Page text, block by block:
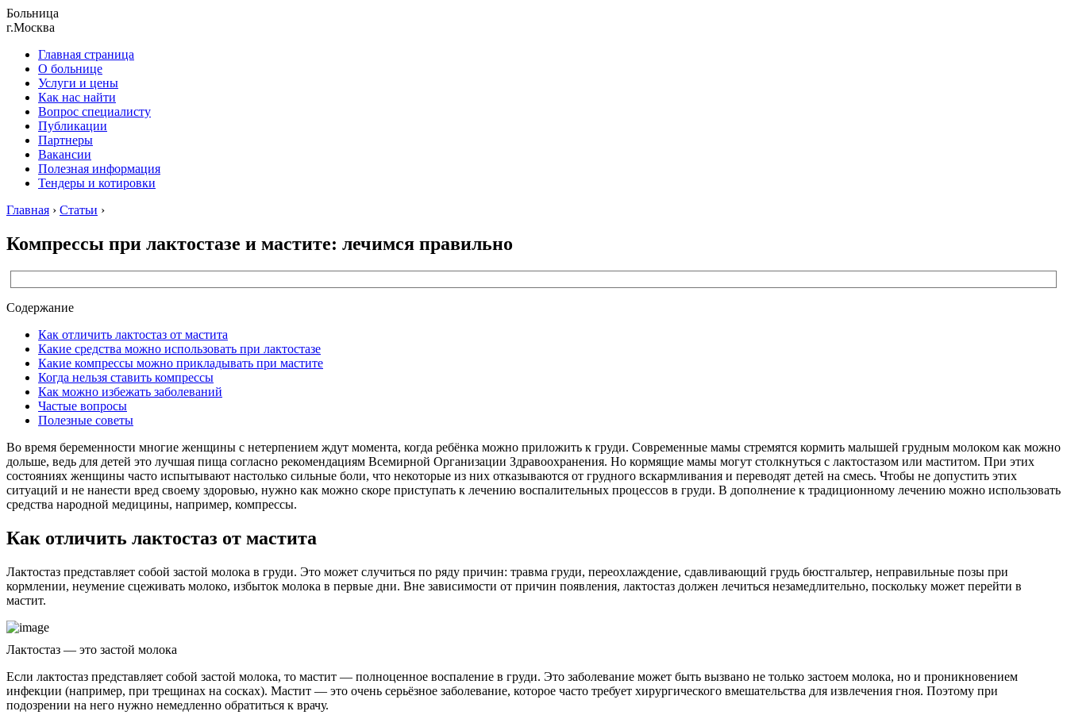
Больница
г.Москва
Главная страница
О больнице
Услуги и цены
Как нас найти
Вопрос специалисту
Публикации
Партнеры
Вакансии
Полезная информация
Тендеры и котировки
Главная › Статьи ›
Компрессы при лактостазе и мастите: лечимся правильно
Содержание
Как отличить лактостаз от мастита
Какие средства можно использовать при лактостазе
Какие компрессы можно прикладывать при мастите
Когда нельзя ставить компрессы
Как можно избежать заболеваний
Частые вопросы
Полезные советы
Во время беременности многие женщины с нетерпением ждут момента, когда ребёнка можно приложить к груди. Современные мамы стремятся кормить малышей грудным молоком как можно
дольше, ведь для детей это лучшая пища согласно рекомендациям Всемирной Организации Здравоохранения. Но кормящие мамы могут столкнуться с лактостазом или маститом. При этих
состояниях женщины часто испытывают настолько сильные боли, что некоторые из них отказываются от грудного вскармливания и переводят детей на смесь. Чтобы не допустить этих
ситуаций и не нанести вред своему здоровью, нужно как можно скоре приступать к лечению воспалительных процессов в груди. В дополнение к традиционному лечению можно использовать
средства народной медицины, например, компрессы.
Как отличить лактостаз от мастита
Лактостаз представляет собой застой молока в груди. Это может случиться по ряду причин: травма груди, переохлаждение, сдавливающий грудь бюстгальтер, неправильные позы при
кормлении, неумение сцеживать молоко, избыток молока в первые дни. Вне зависимости от причин появления, лактостаз должен лечиться незамедлительно, поскольку может перейти в
мастит.
Лактостаз — это застой молока
Если лактостаз представляет собой застой молока, то мастит — полноценное воспаление в груди. Это заболевание может быть вызвано не только застоем молока, но и проникновением
инфекции (например, при трещинах на сосках). Мастит — это очень серьёзное заболевание, которое часто требует хирургического вмешательства для извлечения гноя. Поэтому при
подозрении на него нужно немедленно обратиться к врачу.